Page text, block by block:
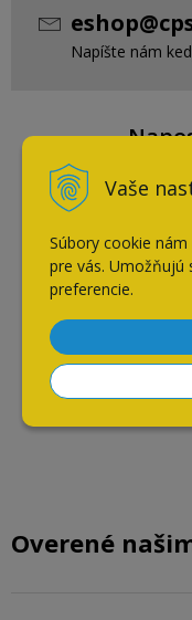
Vaše
Súbory cookie
pre vás. Umožňujú
preferencie.
Napíšte nám
Overené